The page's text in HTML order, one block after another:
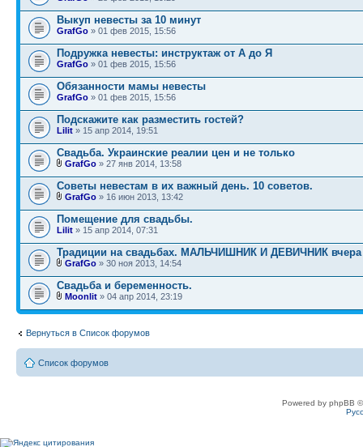
Выкуп невесты за 10 минут
GrafGo » 01 фев 2015, 15:56
Подружка невесты: инструктаж от А до Я
GrafGo » 01 фев 2015, 15:56
Обязанности мамы невесты
GrafGo » 01 фев 2015, 15:56
Подскажите как разместить гостей?
Lilit » 15 апр 2014, 19:51
Свадьба. Украинские реалии цен и не только
GrafGo » 27 янв 2014, 13:58
Советы невестам в их важный день. 10 советов.
GrafGo » 16 июн 2013, 13:42
Помещение для свадьбы.
Lilit » 15 апр 2014, 07:31
Традиции на свадьбах. МАЛЬЧИШНИК И ДЕВИЧНИК вчера
GrafGo » 30 ноя 2013, 14:54
Свадьба и беременность.
Moonlit » 04 апр 2014, 23:19
Вернуться в Список форумов
Список форумов
Powered by phpBB